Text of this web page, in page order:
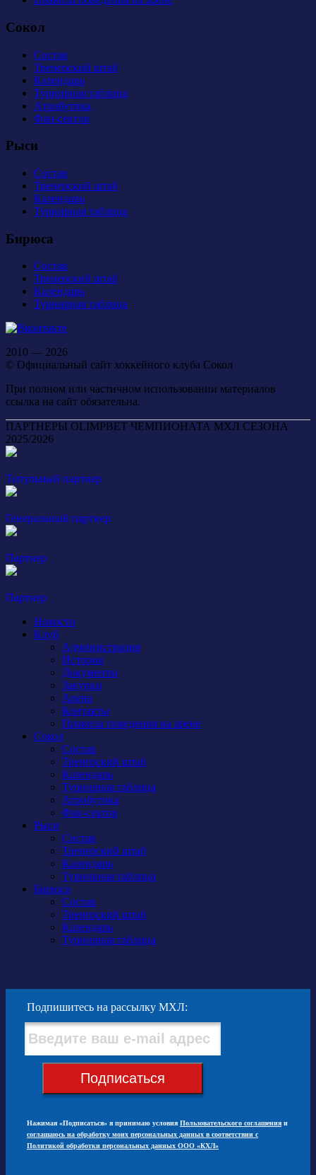
Сокол
Состав
Тренерский штаб
Календарь
Турнирная таблица
Атрибутика
Фан-сектор
Рыси
Состав
Тренерский штаб
Календарь
Турнирная таблица
Бирюса
Состав
Тренерский штаб
Календарь
Турнирная таблица
2010 — 2026
© Официальный сайт хоккейного клуба Сокол
При полном или частичном использовании материалов
ссылка на сайт обязательна.
ПАРТНЕРЫ OLIMPBET ЧЕМПИОНАТА МХЛ СЕЗОНА
2025/2026
Титульный партнер
Генеральный партнер
Партнер
Партнер
Новости
Клуб
Администрация
История
Документы
Закупки
Арена
Контакты
Правила поведения на арене
Сокол
Состав
Тренерский штаб
Календарь
Турнирная таблица
Атрибутика
Фан-сектор
Рыси
Состав
Тренерский штаб
Календарь
Турнирная таблица
Бирюса
Состав
Тренерский штаб
Календарь
Турнирная таблица
Подпишитесь на рассылку МХЛ:
Подписаться
Нажимая «Подписаться» я принимаю условия Пользовательского соглашения и
соглашаюсь на обработку моих персональных данных в соответствии с
Политикой обработки персональных данных ООО «КХЛ»